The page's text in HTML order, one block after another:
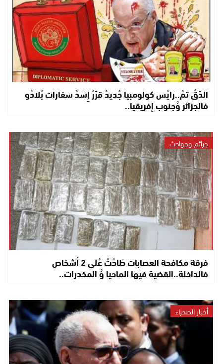
الدَّقْ تَمْ..رَايْس كولومبيا جْدِيدْ قرَّرْ إِسَدْ سفارات بْلاَدُو
فالجزائر وُجنوب إفريقيا..
جرائم وحوادث
فرقة مكافحة العصابات طَاحْتْ عْلَى 2 أشخاص
فالداخلة..القضية فيها الماحيا وُ المخدرات..
أخبار الصحراء